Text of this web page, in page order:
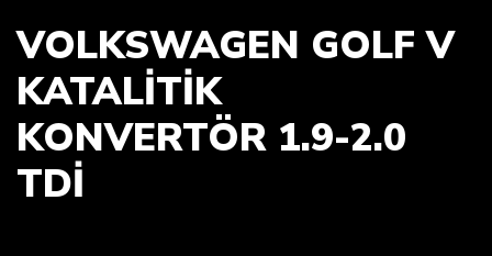
VOLKSWAGEN GOLF V
KATALİTİK
KONVERTÖR 1.9-2.0
TDİ